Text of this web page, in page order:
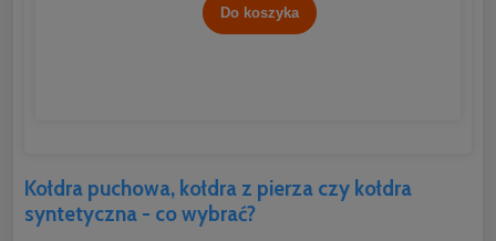
Do koszyka
Kołdra puchowa, kołdra z pierza czy kołdra
syntetyczna - co wybrać?